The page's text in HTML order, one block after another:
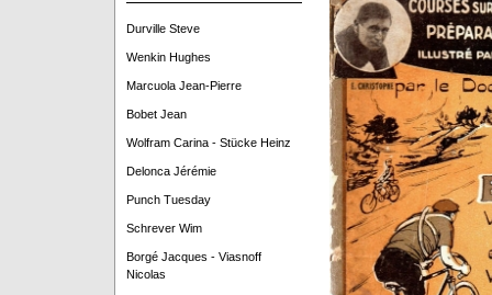
Durville Steve
Wenkin Hughes
Marcuola Jean-Pierre
Bobet Jean
Wolfram Carina - Stücke Heinz
Delonca Jérémie
Punch Tuesday
Schrever Wim
Borgé Jacques - Viasnoff
Nicolas